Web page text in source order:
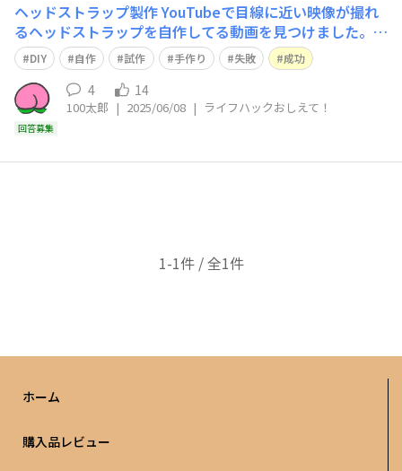
ヘッドストラップ製作YouTubeで目線に近い映像が撮れ
るヘッドストラップを自作してる動画を見つけました。
ダイソーのヘアバンドと吸盤式の携帯固定台で実際作った
ら上手く固定できませんでした。市販でヘッドストラップ
が売っているとは分かっていても作ってみるのが楽しく
て… おでこに携帯を固定するのにオススメのダイソー商
品はあ
DIY 自作 試作 手作り 失敗 成功
回答募集
4 14
100太郎 | 2025/06/08 | ライフハックおしえて！
1-1件 / 全1件
ホーム
購入品レビュー